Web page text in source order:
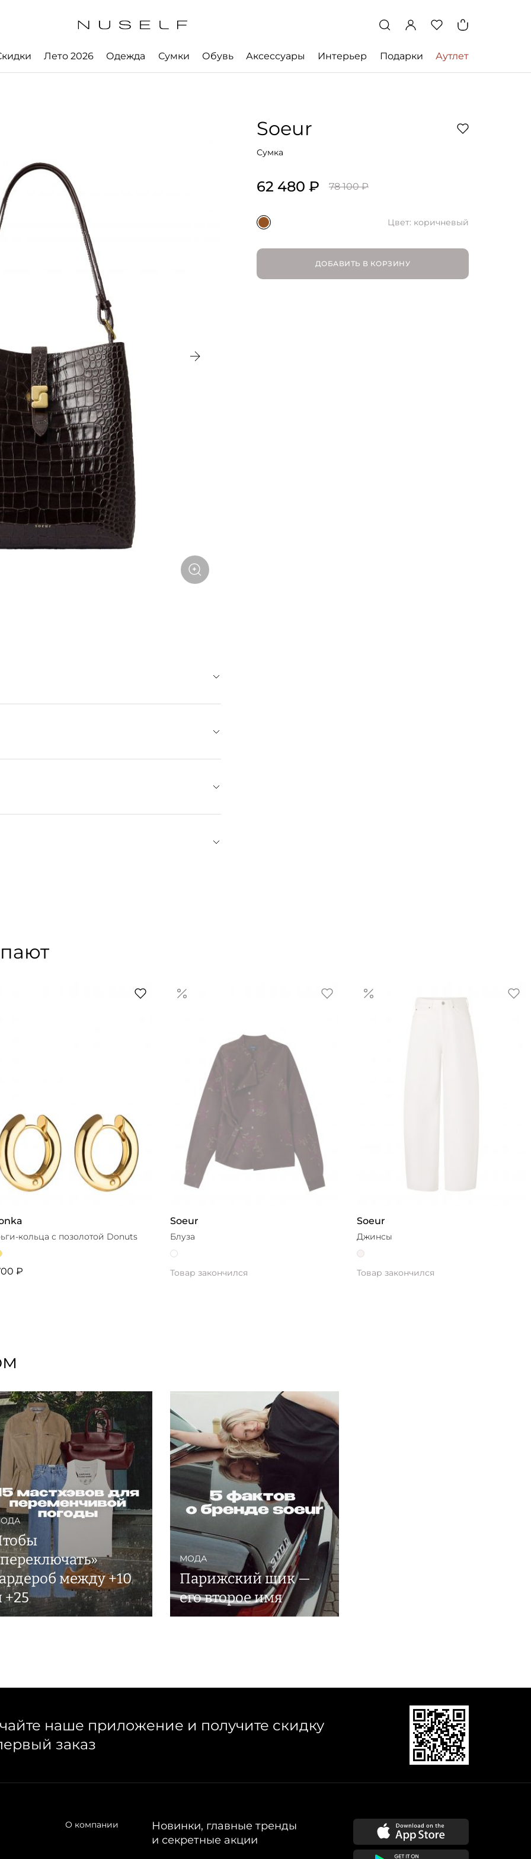
Лето 2026 Одежда Сумки Обувь Аксессуары Интерьер Подарки Аутлет
Soeur
Сумка
62 480 ₽ 78 100 ₽
Цвет: коричневый
ДОБАВИТЬ В КОРЗИНУ
Избегайте чрезмерного воздействия тепла
так как она может потерять форму или
кольца с позолотой Donuts
₽
Soeur
Блуза
Товар закончился
Soeur
Джинсы
Товар закончился
между +10
+25
МОДА
Парижский шик —
его второе имя
наше приложение и получите скидку
заказ
О компании
Новинки, главные тренды
и секретные акции